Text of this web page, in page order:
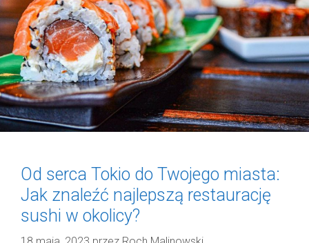
Od serca Tokio do Twojego miasta:
Jak znaleźć najlepszą restaurację
sushi w okolicy?